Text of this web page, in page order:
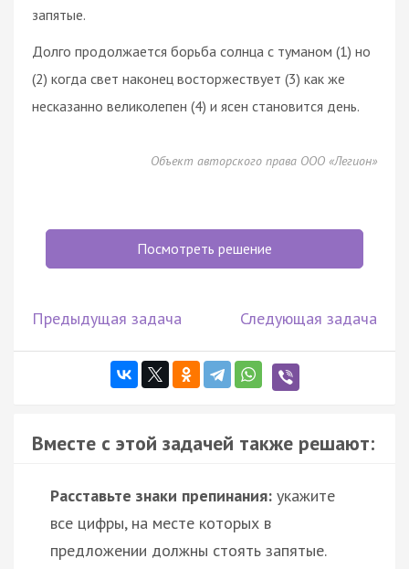
запятые.
Долго продолжается борьба солнца с туманом (1) но
(2) когда свет наконец восторжествует (3) как же
несказанно великолепен (4) и ясен становится день.
Объект авторского права ООО «Легион»
Посмотреть решение
Предыдущая задача Следующая задача
Вместе с этой задачей также решают:
Расставьте знаки препинания: укажите
все цифры, на месте которых в
предложении должны стоять запятые.